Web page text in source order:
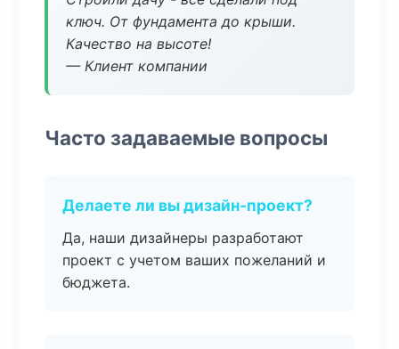
ключ. От фундамента до крыши.
Качество на высоте!
— Клиент компании
Часто задаваемые вопросы
Делаете ли вы дизайн-проект?
Да, наши дизайнеры разработают
проект с учетом ваших пожеланий и
бюджета.